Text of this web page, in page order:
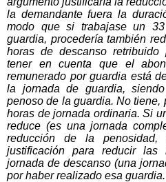
la demandante fuera la
modo que si trabajase un
guardia, procedería también
horas de descanso retribuido
tener en cuenta que el
remunerado por guardia está
la jornada de guardia,
penoso de la guardia. No tiene,
horas de jornada ordinaria. Si
reduce (es una jornada
reducción de la
justificación para reducir las
jornada de descanso (una
por haber realizado esa guardia.